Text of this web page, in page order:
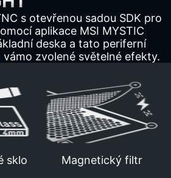
s otevřenou sadou SDK pro
aplikace MSI MYSTIC
deska a tato periferní
zvolené světelné efekty.
sklo Magnetický filtr